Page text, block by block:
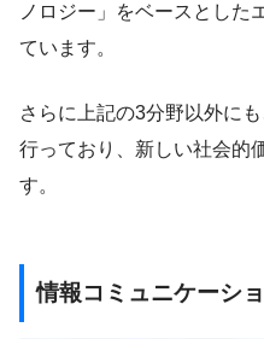
ノロジー」をベースとした
ています。
さらに上記の3分野以外に
行っており、新しい社会的
す。
情報コミュニケーシ